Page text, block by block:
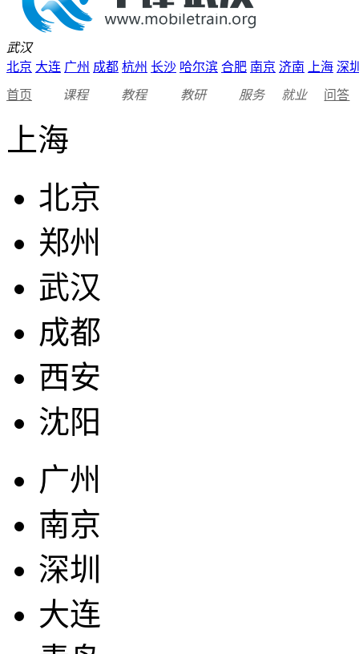
武汉
北京 大连 广州 成都 杭州 长沙 哈尔滨 合肥 南京 济南 上海 深
首页 课程 教程 教研 服务 就业 问答
上海
北京
郑州
武汉
成都
西安
沈阳
广州
南京
深圳
大连